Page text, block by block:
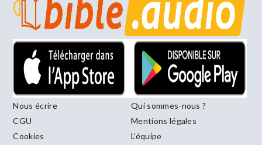
Nous écrire
Qui sommes-nous ?
CGU
Mentions légales
Cookies
L’équipe